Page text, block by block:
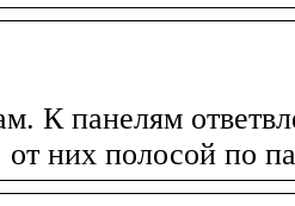
К панелям
них полосой по